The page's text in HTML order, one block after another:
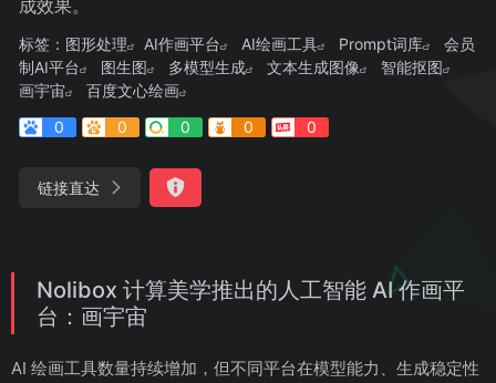
成效果。
标签： 图形处理 AI作画平台 AI绘画工具 Prompt词库
会员
制AI平台
图生图 多模型生成 文本生成图像
智能抠图
画宇宙
百度文心绘画
0
0 0 0 0
链接直达
Nolibox 计算美学推出的人工智能 AI 作画平
台：画宇宙
AI 绘画工具数量持续增加，但不同平台在模型能力、生成稳定性